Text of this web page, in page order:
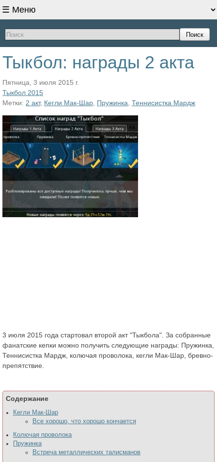
Поиск
Тыкбол: награды 2 акта
Пятница, 3 июля 2015 г.
Тыкбол 2015
Метки: 2 акт, Кегли Мак-Шар Пружинка Теннисистка Мардж
3 июля 2015 года стартовал второй акт "Тыкбола". За собранные
фанатские кепки можно получить следующие награды: Пружинка,
Теннисистка Мардж, колючая проволока, кегли Мак-Шар, бревно-
препятствие.
Содержание
Кегли Мак-Шар
Все хорошо, что хорошо кончается
Колючая проволока
Пружинка
Встреча металлических талисманов